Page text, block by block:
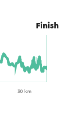
Finish